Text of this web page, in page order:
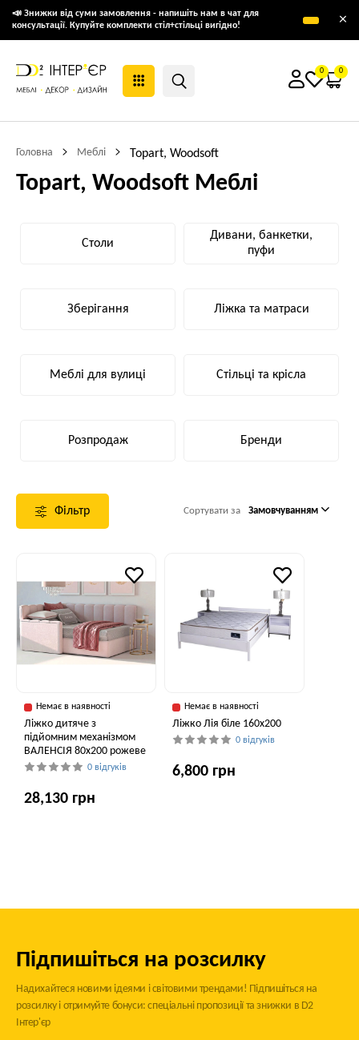
📣 Знижки від суми замовлення - напишіть нам в чат для
консультації. Купуйте комплекти стіл+стільці вигідно!
×
0 0
Головна Меблі Topart, Woodsoft
Topart, Woodsoft Меблі
Столи
Дивани, банкетки,
пуфи
Зберігання Ліжка та матраси
Меблі для вулиці Стільці та крісла
Розпродаж Бренди
Фільтр Сортувати за Замовчуванням
Немає в наявності
Ліжко дитяче з
підйомним механізмом
ВАЛЕНСІЯ 80x200 рожеве
0 відгуків
28,130 грн
Немає в наявності
Ліжко Лія біле 160х200
0 відгуків
6,800 грн
Підпишіться на розсилку
Надихайтеся новими ідеями і світовими трендами! Підпишіться на
розсилку і отримуйте бонуси: спеціальні пропозиції та знижки в D2
Інтер'єр